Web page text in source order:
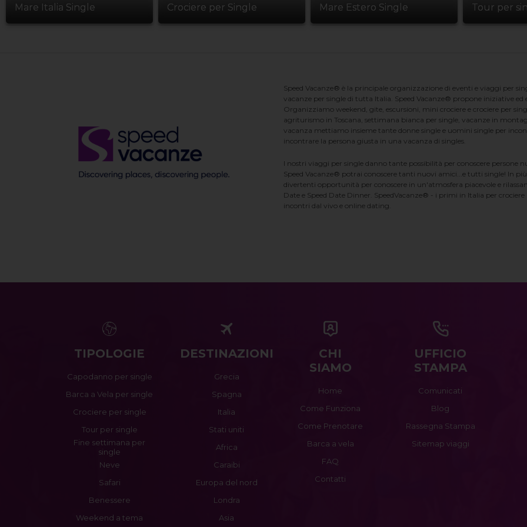
Mare Italia Single Crociere per Single Mare Estero Single Tour per
Speed Vacanze® è la principale organizzazione di eventi e viaggi per
vacanze per single di tutta Italia. Speed Vacanze® propone iniziative
Organizziamo weekend, gite, escursioni, mini crociere e crociere per
agriturismo in Toscana, settimana bianca per single, vacanze in
vacanza mettiamo insieme tante donne single e uomini single per
incontrare la persona giusta in una vacanza di singles.
I nostri viaggi per single danno tante possibilità per conoscere persone
Speed Vacanze® potrai conoscere tanti nuovi amici...e tutti single! In
divertenti opportunità per conoscere in un'atmosfera piacevole e
Date e Speed Date Dinner. SpeedVacanze® - i primi in Italia per
incontri dal vivo e online dating.
TIPOLOGIE
Capodanno per single
Barca a Vela per single
Crociere per single
Tour per single
Fine settimana per
single
Neve
Safari
Benessere
Weekend a tema
DESTINAZIONI
Grecia
Spagna
Italia
Stati uniti
Africa
Caraibi
Europa del nord
Londra
Asia
CHI
SIAMO
Home
Come Funziona
Come Prenotare
Barca a vela
FAQ
Contatti
UFFICIO
STAMPA
Comunicati
Blog
Rassegna Stampa
Sitemap viaggi